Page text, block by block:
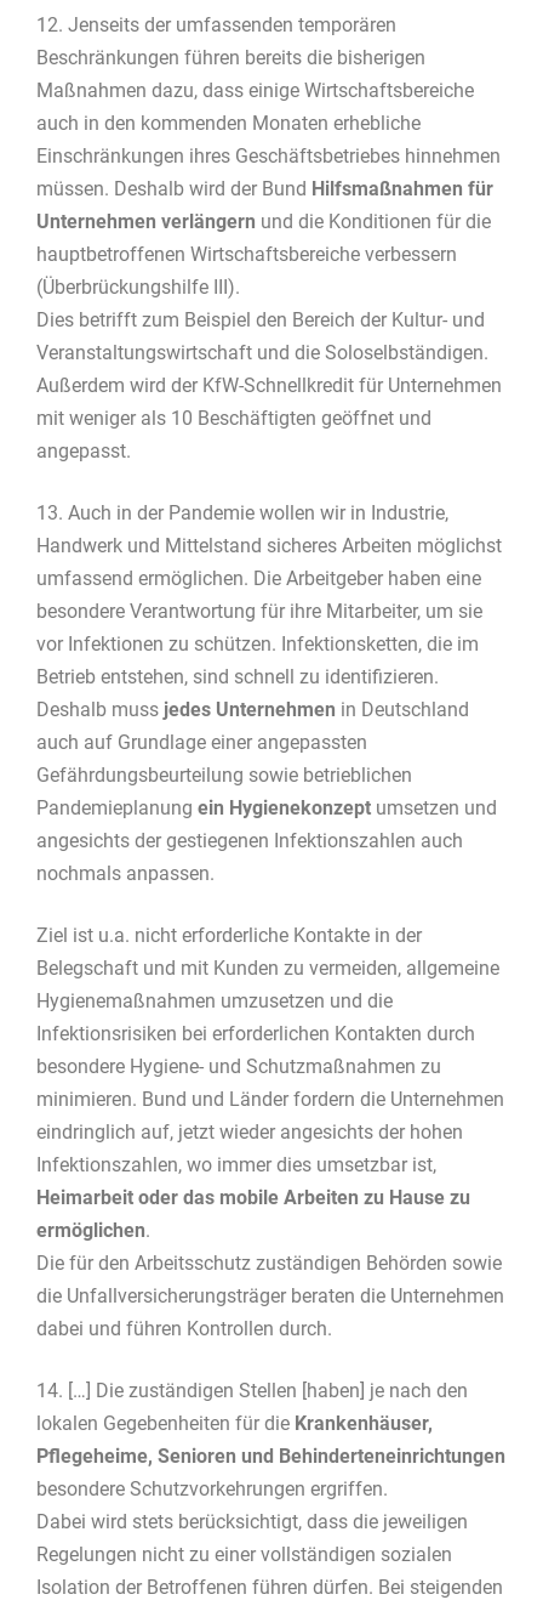
12. Jenseits der umfassenden temporären
Beschränkungen führen bereits die bisherigen
Maßnahmen dazu, dass einige Wirtschaftsbereiche
auch in den kommenden Monaten erhebliche
Einschränkungen ihres Geschäftsbetriebes hinnehmen
müssen. Deshalb wird der Bund Hilfsmaßnahmen für
Unternehmen verlängern und die Konditionen für die
hauptbetroffenen Wirtschaftsbereiche verbessern
(Überbrückungshilfe III).
Dies betrifft zum Beispiel den Bereich der Kultur- und
Veranstaltungswirtschaft und die Soloselbständigen.
Außerdem wird der KfW-Schnellkredit für Unternehmen
mit weniger als 10 Beschäftigten geöffnet und
angepasst.
13. Auch in der Pandemie wollen wir in Industrie,
Handwerk und Mittelstand sicheres Arbeiten möglichst
umfassend ermöglichen. Die Arbeitgeber haben eine
besondere Verantwortung für ihre Mitarbeiter, um sie
vor Infektionen zu schützen. Infektionsketten, die im
Betrieb entstehen, sind schnell zu identifizieren.
Deshalb muss jedes Unternehmen in Deutschland
auch auf Grundlage einer angepassten
Gefährdungsbeurteilung sowie betrieblichen
Pandemieplanung ein Hygienekonzept umsetzen und
angesichts der gestiegenen Infektionszahlen auch
nochmals anpassen.
Ziel ist u.a. nicht erforderliche Kontakte in der
Belegschaft und mit Kunden zu vermeiden, allgemeine
Hygienemaßnahmen umzusetzen und die
Infektionsrisiken bei erforderlichen Kontakten durch
besondere Hygiene- und Schutzmaßnahmen zu
minimieren. Bund und Länder fordern die Unternehmen
eindringlich auf, jetzt wieder angesichts der hohen
Infektionszahlen, wo immer dies umsetzbar ist,
Heimarbeit oder das mobile Arbeiten zu Hause zu
ermöglichen.
Die für den Arbeitsschutz zuständigen Behörden sowie
die Unfallversicherungsträger beraten die Unternehmen
dabei und führen Kontrollen durch.
14. […] Die zuständigen Stellen [haben] je nach den
lokalen Gegebenheiten für die Krankenhäuser,
Pflegeheime, Senioren und Behinderteneinrichtungen
besondere Schutzvorkehrungen ergriffen.
Dabei wird stets berücksichtigt, dass die jeweiligen
Regelungen nicht zu einer vollständigen sozialen
Isolation der Betroffenen führen dürfen. Bei steigenden